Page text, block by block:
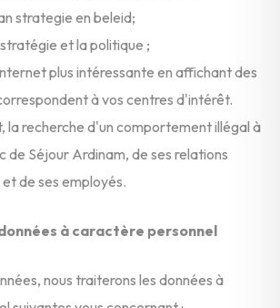
strategie en beleid;
et la politique ;
plus intéressante en affichant des
à vos centres d'intérêt.
la recherche d'un comportement illégal à
de Séjour Ardinam, de ses relations
de ses employés.
à caractère personnel
nous traiterons les données à